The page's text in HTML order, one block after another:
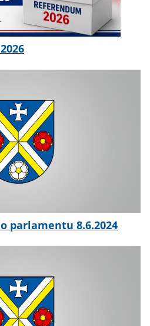
parlamentu 8.6.2024